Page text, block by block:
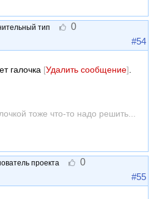
тип 0
#54
галочка [Удалить сообщение].
тоже что-то надо решить...
проекта 0
#55